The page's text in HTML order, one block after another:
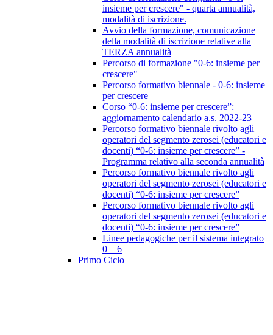
insieme per crescere" - quarta annualità,
modalità di iscrizione.
Avvio della formazione, comunicazione
della modalità di iscrizione relative alla
TERZA annualità
Percorso di formazione "0-6: insieme per
crescere"
Percorso formativo biennale - 0-6: insieme
per crescere
Corso “0-6: insieme per crescere”:
aggiornamento calendario a.s. 2022-23
Percorso formativo biennale rivolto agli
operatori del segmento zerosei (educatori e
docenti) “0-6: insieme per crescere” -
Programma relativo alla seconda annualità
Percorso formativo biennale rivolto agli
operatori del segmento zerosei (educatori e
docenti) “0-6: insieme per crescere”
Percorso formativo biennale rivolto agli
operatori del segmento zerosei (educatori e
docenti) “0-6: insieme per crescere”
Linee pedagogiche per il sistema integrato
0 – 6
Primo Ciclo